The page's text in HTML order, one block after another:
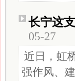
长宁这
05-27
近日，虹
强作风、